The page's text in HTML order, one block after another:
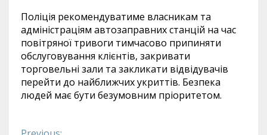
Поліція рекомендуватиме власникам та
адміністраціям автозаправних станцій на час
повітряної тривоги тимчасово припиняти
обслуговування клієнтів, закривати
торговельні зали та закликати відвідувачів
перейти до найближчих укриттів. Безпека
людей має бути безумовним пріоритетом.